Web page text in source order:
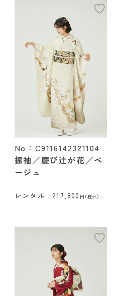
No：C9116142321104
振袖／慶び辻が花／ベ
ージュ
レンタル 217,800 円(税込)～